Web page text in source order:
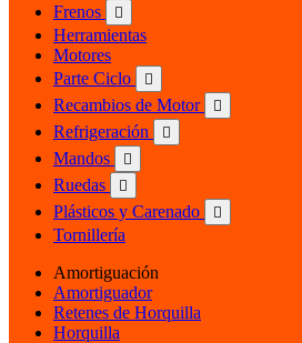
Frenos

Herramientas
Motores
Parte Ciclo

Recambios de Motor 
Refrigeración 
Mandos 
Ruedas 
Plásticos y Carenado 
Tornillería
Amortiguación
Amortiguador
Retenes de Horquilla
Horquilla